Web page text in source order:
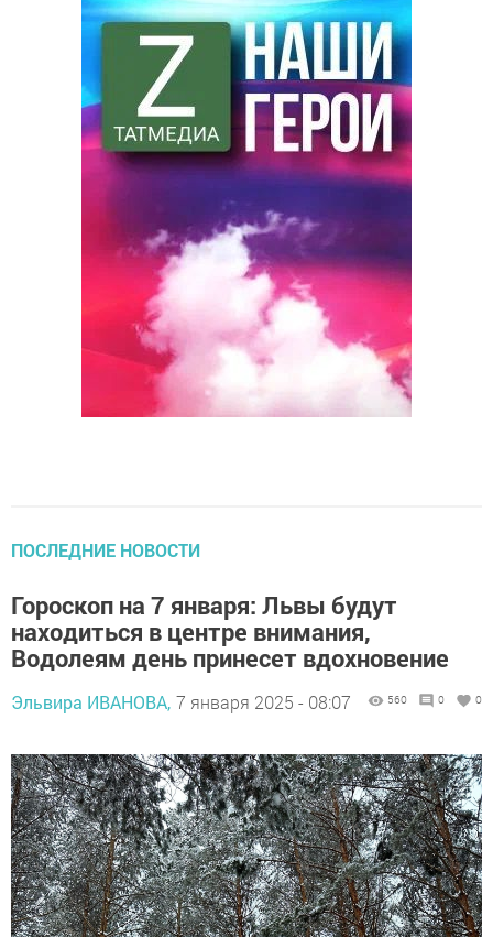
ПОСЛЕДНИЕ НОВОСТИ
Гороскоп на 7 января: Львы будут
находиться в центре внимания,
Водолеям день принесет вдохновение
Эльвира ИВАНОВА, 7 января 2025 - 08:07 560 0 0